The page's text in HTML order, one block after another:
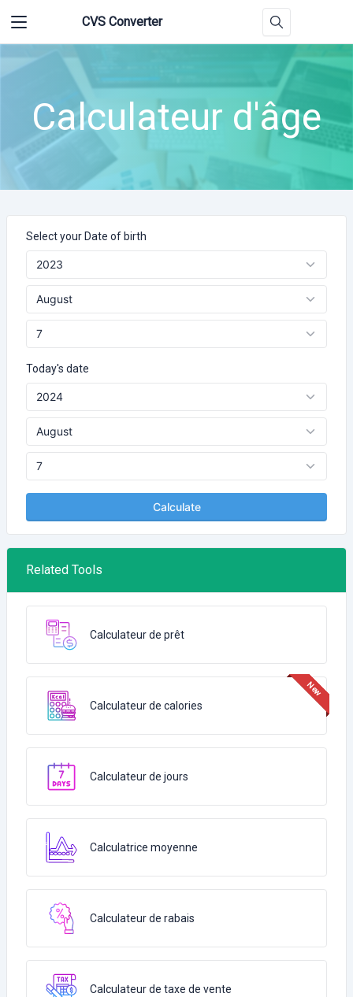
CVS Converter
Calculateur d'âge
Select your Date of birth
Today's date
Calculate
Related Tools
Calculateur de prêt
Calculateur de calories
Calculateur de jours
Calculatrice moyenne
Calculateur de rabais
Calculateur de taxe de vente